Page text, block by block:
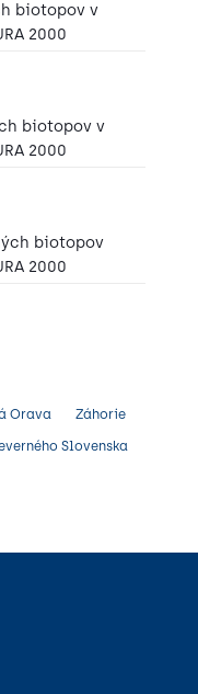
biotopov v
2000
biotopov v
2000
biotopov
2000
Orava Záhorie
Slovenska